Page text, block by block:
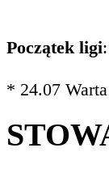
Początek ligi:
* 24.07